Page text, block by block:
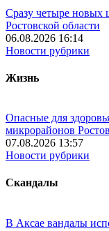
Сразу четыре новых
Ростовской области
06.08.2026 16:14
Новости рубрики
Жизнь
Опасные для
микрорайонов
07.08.2026 13:57
Новости рубрики
Скандалы
В Аксае вандалы